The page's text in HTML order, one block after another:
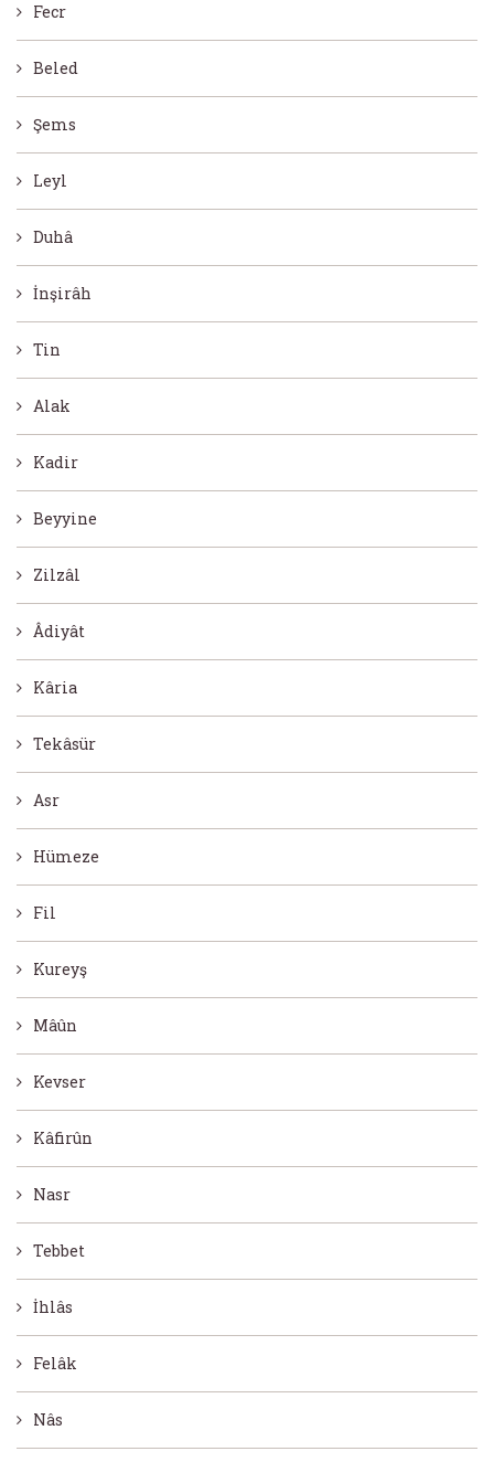
Fecr
Beled
Şems
Leyl
Duhâ
İnşirâh
Tin
Alak
Kadir
Beyyine
Zilzâl
Âdiyât
Kâria
Tekâsür
Asr
Hümeze
Fil
Kureyş
Mâûn
Kevser
Kâfirûn
Nasr
Tebbet
İhlâs
Felâk
Nâs